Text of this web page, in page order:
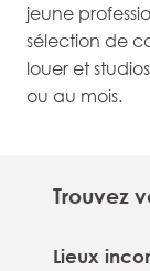
jeune
sélection de
louer et
ou au mois.
Trouvez
Lieux